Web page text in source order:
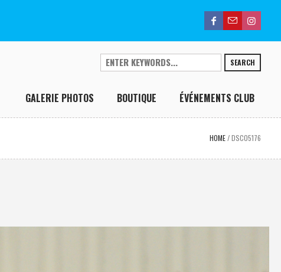
SEARCH
GALERIE PHOTOS BOUTIQUE ÉVÉNEMENTS CLUB
HOME /DSC05176